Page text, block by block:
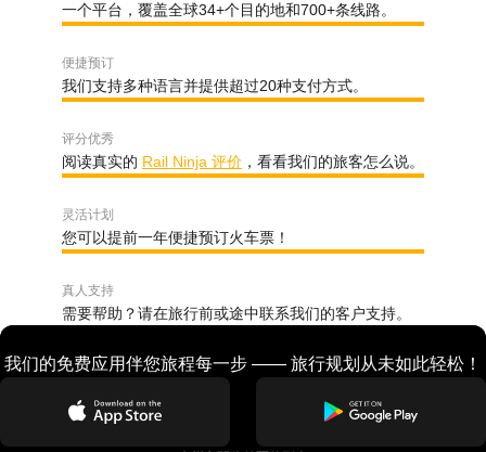
一个平台，覆盖全球34+个目的地和700+条线路。
便捷预订
我们支持多种语言并提供超过20种支付方式。
评分优秀
阅读真实的 Rail Ninja 评价 ，看看我们的旅客怎么说。
灵活计划
您可以提前一年便捷预订火车票！
真人支持
需要帮助？请在旅行前或途中联系我们的客户支持。
我们的免费应用伴您旅程每一步 —— 旅行规划从未如此轻松！